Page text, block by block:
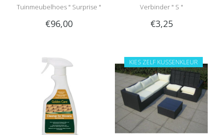
Tuinmeubelhoes " Surprise "
€96,00
Verbinder " S "
€3,25
KIES ZELF KUSSENKLEUR